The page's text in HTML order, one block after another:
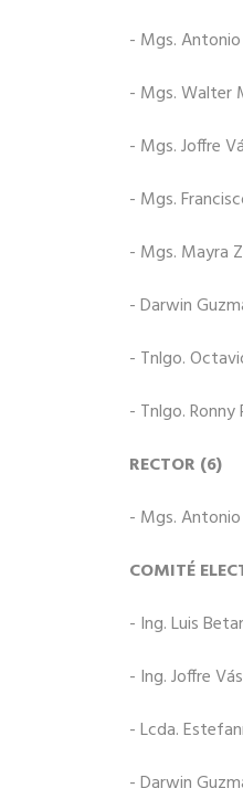
- Mgs.
- Mgs. Walter
- Mgs. Joffre
- Mgs.
- Mgs. Mayra
- Darwin
- Tnlgo.
- Tnlgo. Ronny
RECTOR (6)
- Mgs.
COMITÉ
- Ing. Luis
- Ing. Joffre
- Lcda.
- Darwin